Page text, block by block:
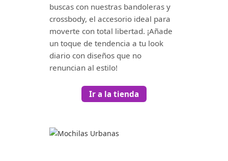
buscas con nuestras bandoleras y
crossbody, el accesorio ideal para
moverte con total libertad. ¡Añade
un toque de tendencia a tu look
diario con diseños que no
renuncian al estilo!
Ir a la tienda